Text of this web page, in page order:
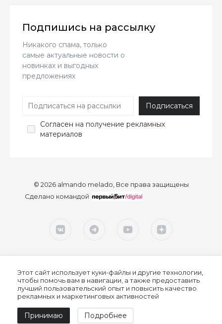
Подпишись на рассылку
Никакого спама, только
самые актуальные новости о
новинках и выгодных
предложениях
Согласен на получение рекламных
материалов
© 2026 almando melado, Все права защищены
Сделано командой
Согласие на обработку персональных данных
Этот сайт использует куки-файлы и другие технологии,
чтобы помочь вам в навигации, а также предоставить
лучший пользовательский опыт и повысить качество
рекламных и маркетинговых активностей
Принимаю Подробнее